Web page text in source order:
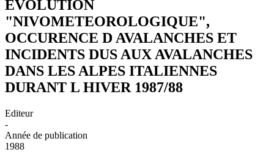
EVOLUTION
"NIVOMETEOROLOGIQUE",
OCCURENCE D AVALANCHES ET
INCIDENTS DUS AUX AVALANCHES
DANS LES ALPES ITALIENNES
DURANT L HIVER 1987/88
Editeur
-
Année de publication
1988